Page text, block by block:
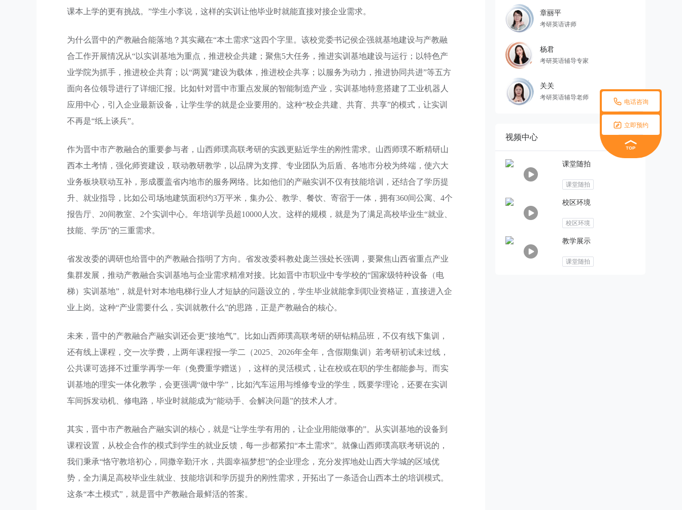
 电话咨询
 立即预约
课本上学的更有挑战。”学生小李说，这样的实训让他毕业时就能直接对接企业需求。
为什么晋中的产教融合能落地？其实藏在“本土需求”这四个字里。该校党委书记侯企强就基地建设与产教融
合工作开展情况从“以实训基地为重点，推进校企共建；聚焦5大任务，推进实训基地建设与运行；以特色产
业学院为抓手，推进校企共育；以“两翼”建设为载体，推进校企共享；以服务为动力，推进协同共进”等五方
面向各位领导进行了详细汇报。比如针对晋中市重点发展的智能制造产业，实训基地特意搭建了工业机器人
应用中心，引入企业最新设备，让学生学的就是企业要用的。这种“校企共建、共育、共享”的模式，让实训
不再是“纸上谈兵”。
作为晋中市产教融合的重要参与者，山西师璞高联考研的实践更贴近学生的刚性需求。山西师璞不断精研山
西本土考情，强化师资建设，联动教研教学，以品牌为支撑、专业团队为后盾、各地市分校为终端，使六大
业务板块联动互补，形成覆盖省内地市的服务网络。比如他们的产融实训不仅有技能培训，还结合了学历提
升、就业指导，比如公司场地建筑面积约3万平米，集办公、教学、餐饮、寄宿于一体，拥有360间公寓、4个
报告厅、20间教室、2个实训中心。年培训学员超10000人次。这样的规模，就是为了满足高校毕业生“就业、
技能、学历”的三重需求。
省发改委的调研也给晋中的产教融合指明了方向。省发改委科教处庞兰强处长强调，要聚焦山西省重点产业
集群发展，推动产教融合实训基地与企业需求精准对接。比如晋中市职业中专学校的“国家级特种设备（电
梯）实训基地”，就是针对本地电梯行业人才短缺的问题设立的，学生毕业就能拿到职业资格证，直接进入企
业上岗。这种“产业需要什么，实训就教什么”的思路，正是产教融合的核心。
未来，晋中的产教融合产融实训还会更“接地气”。比如山西师璞高联考研的研钻精品班，不仅有线下集训，
还有线上课程，交一次学费，上两年课程报一学二（2025、2026年全年，含假期集训）若考研初试未过线，
公共课可选择不过重学再学一年（免费重学赠送），这样的灵活模式，让在校或在职的学生都能参与。而实
训基地的理实一体化教学，会更强调“做中学”，比如汽车运用与维修专业的学生，既要学理论，还要在实训
车间拆发动机、修电路，毕业时就能成为“能动手、会解决问题”的技术人才。
其实，晋中市产教融合产融实训的核心，就是“让学生学有用的，让企业用能做事的”。从实训基地的设备到
课程设置，从校企合作的模式到学生的就业反馈，每一步都紧扣“本土需求”。就像山西师璞高联考研说的，
我们秉承“恪守教培初心，同撒辛勤汗水，共圆幸福梦想”的企业理念，充分发挥地处山西大学城的区域优
势，全力满足高校毕业生就业、技能培训和学历提升的刚性需求，开拓出了一条适合山西本土的培训模式。
这条“本土模式”，就是晋中产教融合最鲜活的答案。
章丽平
考研英语讲师
杨君
考研英语辅导专家
关关
考研英语辅导老师
视频中心
课堂随拍
课堂随拍
校区环境
校区环境
教学展示
课堂随拍